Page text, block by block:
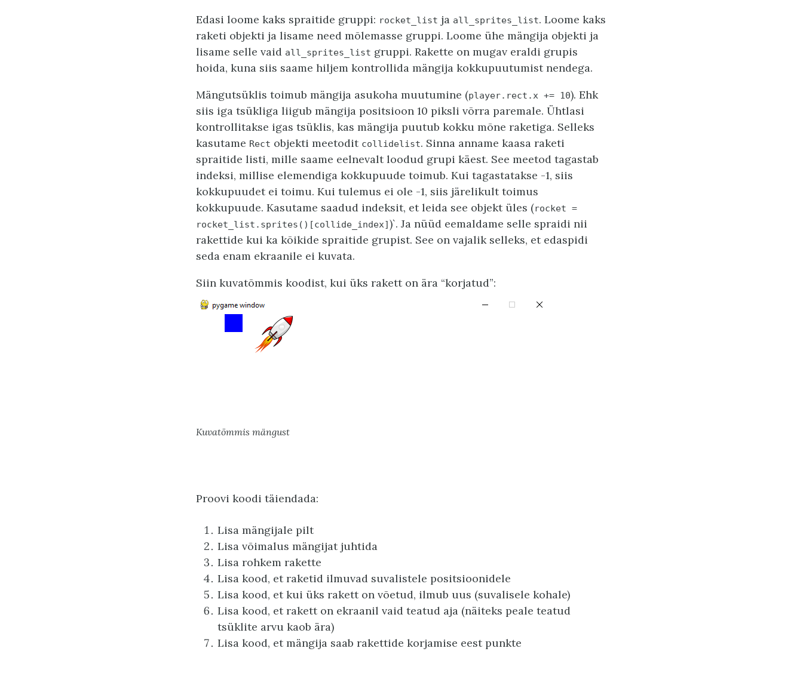
Edasi loome kaks spraitide gruppi: rocket_list ja all_sprites_list. Loome kaks
raketi objekti ja lisame need mõlemasse gruppi. Loome ühe mängija objekti ja
lisame selle vaid all_sprites_list gruppi. Rakette on mugav eraldi grupis
hoida, kuna siis saame hiljem kontrollida mängija kokkupuutumist nendega.
Mängutsüklis toimub mängija asukoha muutumine (player.rect.x += 10). Ehk
siis iga tsükliga liigub mängija positsioon 10 piksli võrra paremale. Ühtlasi
kontrollitakse igas tsüklis, kas mängija puutub kokku mõne raketiga. Selleks
kasutame Rect objekti meetodit collidelist. Sinna anname kaasa raketi
spraitide listi, mille saame eelnevalt loodud grupi käest. See meetod tagastab
indeksi, millise elemendiga kokkupuude toimub. Kui tagastatakse -1, siis
kokkupuudet ei toimu. Kui tulemus ei ole -1, siis järelikult toimus
kokkupuude. Kasutame saadud indeksit, et leida see objekt üles (rocket =
rocket_list.sprites()[collide_index])`. Ja nüüd eemaldame selle spraidi nii
rakettide kui ka kõikide spraitide grupist. See on vajalik selleks, et edaspidi
seda enam ekraanile ei kuvata.
Siin kuvatõmmis koodist, kui üks rakett on ära “korjatud”:
Kuvatõmmis mängust
Proovi koodi täiendada:
Lisa mängijale pilt
Lisa võimalus mängijat juhtida
Lisa rohkem rakette
Lisa kood, et raketid ilmuvad suvalistele positsioonidele
Lisa kood, et kui üks rakett on võetud, ilmub uus (suvalisele kohale)
Lisa kood, et rakett on ekraanil vaid teatud aja (näiteks peale teatud
tsüklite arvu kaob ära)
Lisa kood, et mängija saab rakettide korjamise eest punkte